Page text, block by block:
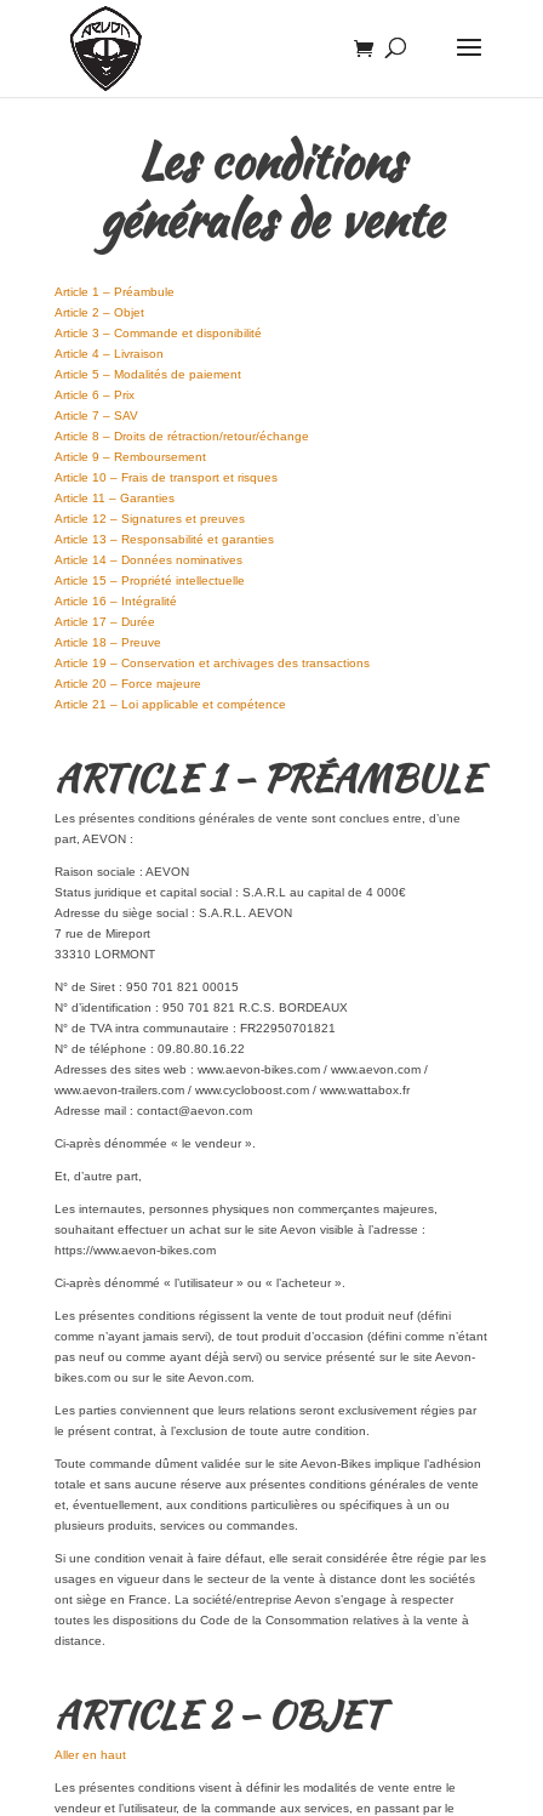
Les conditions
générales de vente
Article 1 – Préambule
Article 2 – Objet
Article 3 – Commande et disponibilité
Article 4 – Livraison
Article 5 – Modalités de paiement
Article 6 – Prix
Article 7 – SAV
Article 8 – Droits de rétraction/retour/échange
Article 9 – Remboursement
Article 10 – Frais de transport et risques
Article 11 – Garanties
Article 12 – Signatures et preuves
Article 13 – Responsabilité et garanties
Article 14 – Données nominatives
Article 15 – Propriété intellectuelle
Article 16 – Intégralité
Article 17 – Durée
Article 18 – Preuve
Article 19 – Conservation et archivages des transactions
Article 20 – Force majeure
Article 21 – Loi applicable et compétence
ARTICLE 1 – PRÉAMBULE
Les présentes conditions générales de vente sont conclues entre, d’une
part, AEVON :
Raison sociale : AEVON
Status juridique et capital social : S.A.R.L au capital de 4 000€
Adresse du siège social : S.A.R.L. AEVON
7 rue de Mireport
33310 LORMONT
N° de Siret : 950 701 821 00015
N° d’identification : 950 701 821 R.C.S. BORDEAUX
N° de TVA intra communautaire : FR22950701821
N° de téléphone : 09.80.80.16.22
Adresses des sites web : www.aevon-bikes.com / www.aevon.com /
www.aevon-trailers.com / www.cycloboost.com / www.wattabox.fr
Adresse mail : contact@aevon.com
Ci-après dénommée « le vendeur ».
Et, d’autre part,
Les internautes, personnes physiques non commerçantes majeures,
souhaitant effectuer un achat sur le site Aevon visible à l’adresse :
https://www.aevon-bikes.com
Ci-après dénommé « l’utilisateur » ou « l’acheteur ».
Les présentes conditions régissent la vente de tout produit neuf (défini
comme n’ayant jamais servi), de tout produit d’occasion (défini comme n’étant
pas neuf ou comme ayant déjà servi) ou service présenté sur le site Aevon-
bikes.com ou sur le site Aevon.com.
Les parties conviennent que leurs relations seront exclusivement régies par
le présent contrat, à l’exclusion de toute autre condition.
Toute commande dûment validée sur le site Aevon-Bikes implique l’adhésion
totale et sans aucune réserve aux présentes conditions générales de vente
et, éventuellement, aux conditions particulières ou spécifiques à un ou
plusieurs produits, services ou commandes.
Si une condition venait à faire défaut, elle serait considérée être régie par les
usages en vigueur dans le secteur de la vente à distance dont les sociétés
ont siège en France. La société/entreprise Aevon s’engage à respecter
toutes les dispositions du Code de la Consommation relatives à la vente à
distance.
ARTICLE 2 – OBJET
Aller en haut
Les présentes conditions visent à définir les modalités de vente entre le
vendeur et l’utilisateur, de la commande aux services, en passant par le